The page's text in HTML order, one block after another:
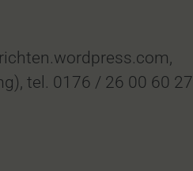
tel. 0176 / 26 00 60 27